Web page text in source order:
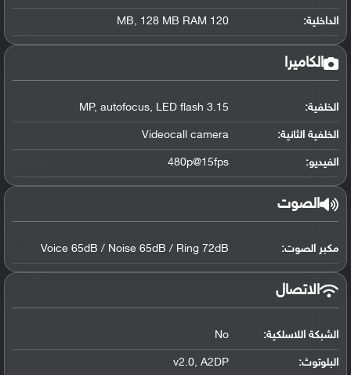
الداخلية: 120 MB, 128 MB RAM
الكاميرا
الخلفية: 3.15 MP, autofocus, LED flash
الخلفية الثانية: Videocall camera
الفيديو: 480p@15fps
الصوت
مكبر الصوت: Voice 65dB / Noise 65dB / Ring 72dB
الاتصال
الشبكة اللاسلكية: No
البلوتوث:
v2.0, A2DP